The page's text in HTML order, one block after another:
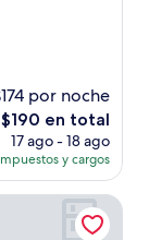
por noche
El
precio
actual
es
de
$190 en total
17 ago - 18 ago
y cargos